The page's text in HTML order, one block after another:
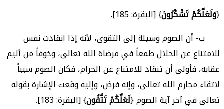
{وَلَعَلَّكُمْ تَشْكُرُونَ} [البقرة: 185].
ب- أن الصوم وسيلة إلى التقوى، لأنه إذا انقادت نفس
للامتناع عن الحلال طمعاً في مرضاة الله تعالى، وخوفاً من أليم
عقابه، فأولى أن تنقاد للامتناع عن الحرام، فكان الصوم سبباً
لاتقاء محارم الله تعالى، وإنه فرض، وإليه وقعت الإشارة بقوله
تعالى في آخر آية الصوم {لَعَلَّكُمْ تَتَّقُون} [البقرة: 183].